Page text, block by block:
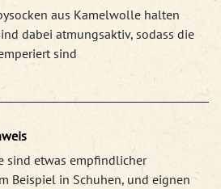
aus Kamelwolle halten
dabei atmungsaktiv, sodass die
sind
sind etwas empfindlicher
Beispiel in Schuhen, und eignen